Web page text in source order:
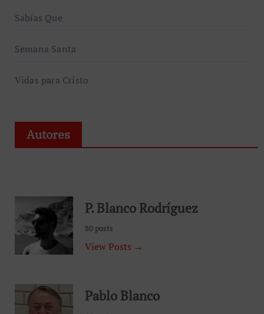
Sabías Que
Semana Santa
Vidas para Cristo
Autores
P. Blanco Rodríguez
80 posts
View Posts →
Pablo Blanco